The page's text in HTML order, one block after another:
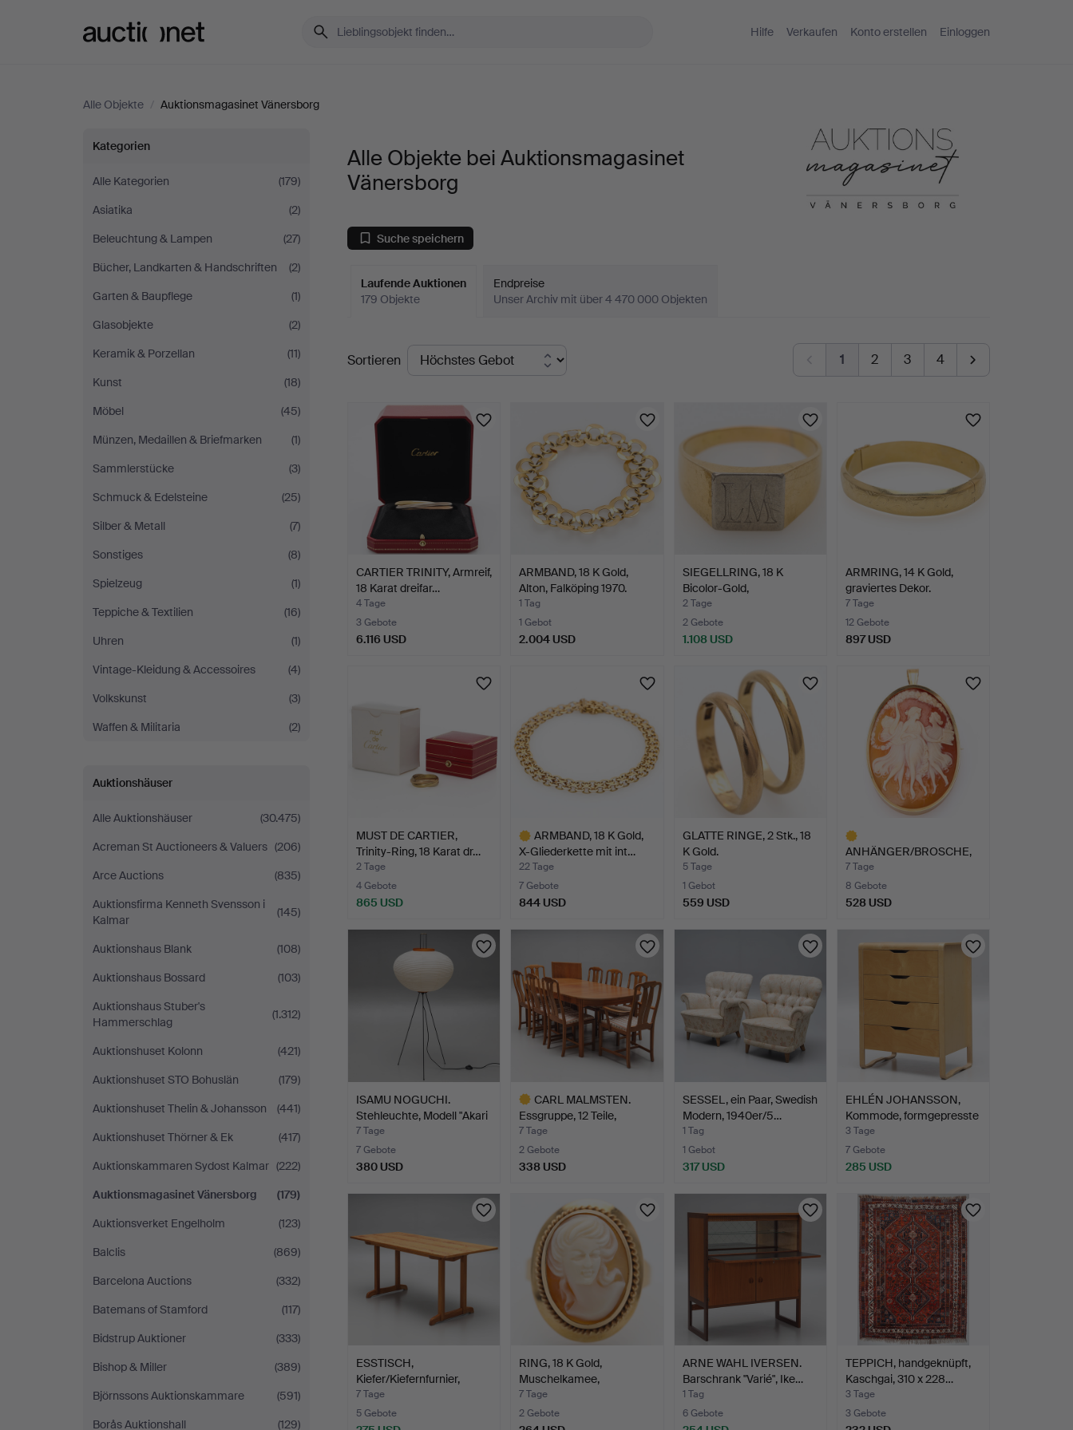
Hilfe Verkaufen Konto erstellen Einloggen
Alle Objekte / Auktionsmagasinet Vänersborg
Alle
Objekte
bei
Auktionsmagasinet
Vänersborg
Kategorien
Alle Kategorien
(179)
Asiatika
(2)
Beleuchtung & Lampen
(27)
Bücher, Landkarten & Handschriften
(2)
Garten & Baupflege
(1)
Glasobjekte
(2)
Keramik & Porzellan
(11)
Kunst
(18)
Möbel
(45)
Münzen, Medaillen & Briefmarken
(1)
Sammlerstücke
(3)
Schmuck & Edelsteine
(25)
Silber & Metall
(7)
Sonstiges
(8)
Spielzeug
(1)
Teppiche & Textilien
(16)
Uhren
(1)
Vintage-Kleidung & Accessoires
(4)
Volkskunst
(3)
Waffen & Militaria
(2)
Auktionshäuser
Alle Auktionshäuser
(30.475)
Acreman St Auctioneers & Valuers (206)
Arce Auctions
(835)
Auktionsfirma Kenneth Svensson i
Kalmar
(145)
Auktionshaus Blank
(108)
Auktionshaus Bossard
(103)
Auktionshaus Stuber's
Hammerschlag
(1.312)
Auktionshuset Kolonn
(421)
Auktionshuset STO Bohuslän
(179)
Auktionshuset Thelin & Johansson
(441)
Auktionshuset Thörner & Ek
(417)
Auktionskammaren Sydost Kalmar (222)
Auktionsmagasinet Vänersborg
(179)
Auktionsverket Engelholm
(123)
Balclis
(869)
Barcelona Auctions
(332)
Batemans of Stamford
(117)
Bidstrup Auktioner
(333)
Bishop & Miller
(389)
Björnssons Auktionskammare
(591)
Borås Auktionshall
(129)
Alle Objekte bei Auktionsmagasinet
Vänersborg
Suche speichern
Laufende Auktionen
179 Objekte
Endpreise
Unser Archiv mit über 4 470 000 Objekten
Laufende
Auktionen
Sortieren 1 2 3 4
CARTIER TRINITY, Armreif,
18 Karat dreifar…
4 Tage
3 Gebote
6.116 USD
ARMBAND, 18 K Gold,
Alton, Falköping 1970.
1 Tag
1 Gebot
2.004 USD
SIEGELLRING, 18 K
Bicolor-Gold,
Monogramm.
2 Tage
2 Gebote
1.108 USD
ARMRING, 14 K Gold,
graviertes Dekor.
7 Tage
12 Gebote
897 USD
MUST DE CARTIER,
Trinity-Ring, 18 Karat dr…
2 Tage
4 Gebote
865 USD
ARMBAND, 18 K Gold,
X-Gliederkette mit int…
22 Tage
7 Gebote
844 USD
GLATTE RINGE, 2 Stk., 18
K Gold.
5 Tage
1 Gebot
559 USD
ANHÄNGER/BROSCHE,
18 K Gold, Muschelkamee
…
7 Tage
8 Gebote
528 USD
Objekt
ISAMU NOGUCHI.
Stehleuchte, Modell "Akari
…
7 Tage
7 Gebote
380 USD
CARL MALMSTEN.
Essgruppe, 12 Teile,
Nussba…
7 Tage
2 Gebote
338 USD
SESSEL, ein Paar, Swedish
Modern, 1940er/5…
1 Tag
1 Gebot
317 USD
EHLÉN JOHANSSON,
Kommode, formgepresste
Bi…
3 Tage
7 Gebote
285 USD
ESSTISCH,
Kiefer/Kiefernfurnier,
Shaker-Mo…
7 Tage
5 Gebote
RING, 18 K Gold,
Muschelkamee,
Importstemp…
7 Tage
2 Gebote
ARNE WAHL IVERSEN.
Barschrank "Varié", Ike…
1 Tag
6 Gebote
TEPPICH, handgeknüpft,
Kaschgai, 310 x 228…
3 Tage
3 Gebote